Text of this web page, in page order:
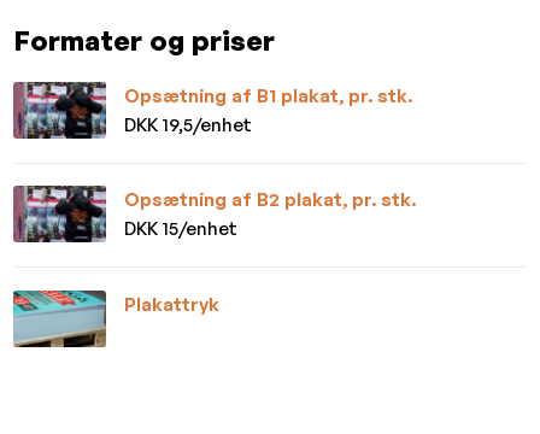
Formater og priser
Opsætning af B1 plakat, pr. stk.
DKK 19,5/enhet
Opsætning af B2 plakat, pr. stk.
DKK 15/enhet
Plakattryk